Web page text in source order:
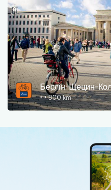
Берлін-Щецин-
800 km